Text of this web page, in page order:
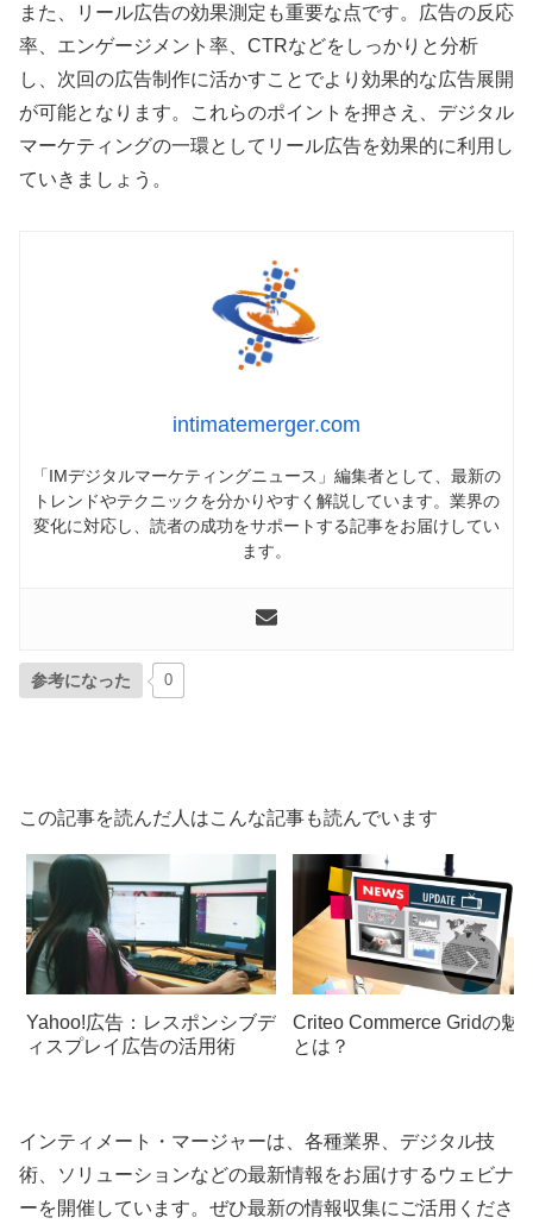
また、リール広告の効果測定も重要な点です。広告の反応
率、エンゲージメント率、CTRなどをしっかりと分析
し、次回の広告制作に活かすことでより効果的な広告展開
が可能となります。これらのポイントを押さえ、デジタル
マーケティングの一環としてリール広告を効果的に利用し
ていきましょう。
intimatemerger.com
「IMデジタルマーケティングニュース」編集者として、最新の
トレンドやテクニックを分かりやすく解説しています。業界の
変化に対応し、読者の成功をサポートする記事をお届けしてい
ます。
参考になった 0
この記事を読んだ人はこんな記事も読んでいます
Yahoo!広告：レスポンシブデ
ィスプレイ広告の活用術
Criteo Commerce Gridの魅
とは？
インティメート・マージャーは、各種業界、デジタル技
術、ソリューションなどの最新情報をお届けするウェビナ
ーを開催しています。ぜひ最新の情報収集にご活用くださ